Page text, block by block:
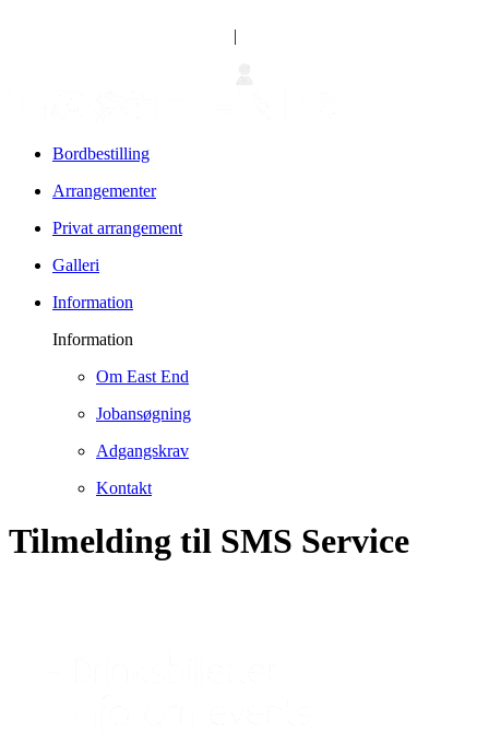
|
Bordbestilling
Arrangementer
Privat arrangement
Galleri
Information
Information
Om East End
Jobansøgning
Adgangskrav
Kontakt
Tilmelding til SMS Service